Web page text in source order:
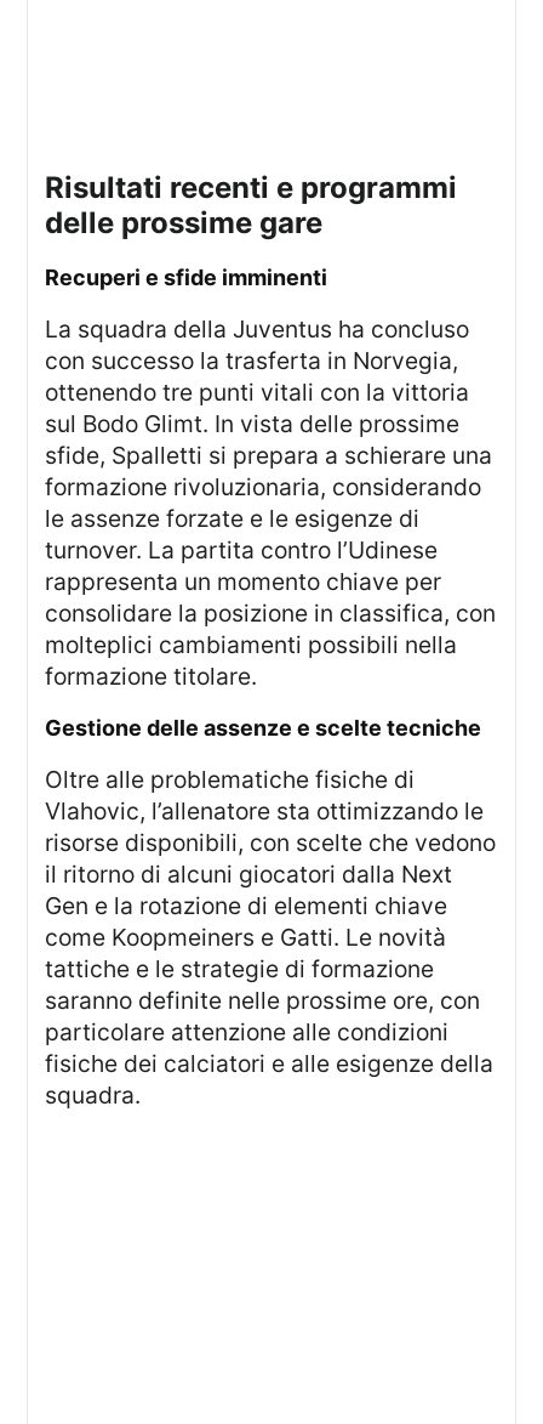
risultati recenti e programmi
delle prossime gare
recuperi e sfide imminenti
La squadra della Juventus ha concluso
con successo la trasferta in Norvegia,
ottenendo tre punti vitali con la vittoria
sul Bodo Glimt. In vista delle prossime
sfide, Spalletti si prepara a schierare una
formazione rivoluzionaria, considerando
le assenze forzate e le esigenze di
turnover. La partita contro l’Udinese
rappresenta un momento chiave per
consolidare la posizione in classifica, con
molteplici cambiamenti possibili nella
formazione titolare.
gestione delle assenze e scelte tecniche
Oltre alle problematiche fisiche di
Vlahovic, l’allenatore sta ottimizzando le
risorse disponibili, con scelte che vedono
il ritorno di alcuni giocatori dalla Next
Gen e la rotazione di elementi chiave
come Koopmeiners e Gatti. Le novità
tattiche e le strategie di formazione
saranno definite nelle prossime ore, con
particolare attenzione alle condizioni
fisiche dei calciatori e alle esigenze della
squadra.